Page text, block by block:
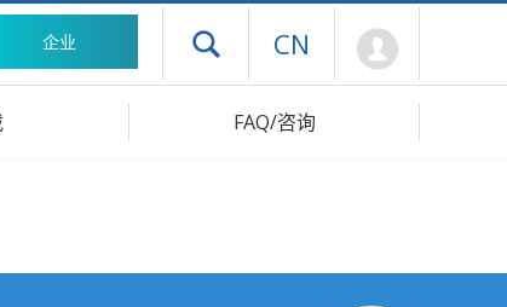
企业 打开抽屉菜单
CN
FAQ/咨询